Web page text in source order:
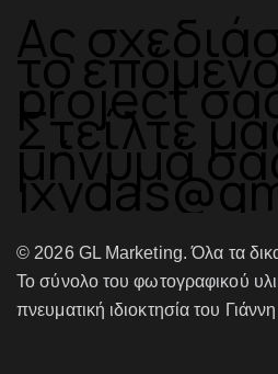
Ας
το
project
Στείλτε
μήνυμά
© 2026 GL Marketing. Όλα τα
Το σύνολο του φωτογραφικού
πνευματική ιδιοκτησία του